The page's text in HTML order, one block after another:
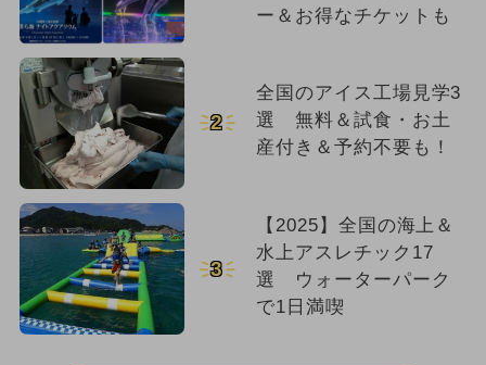
ー＆お得なチケットも
2
全国のアイス工場見学3
選 無料＆試食・お土
産付き＆予約不要も！
3
【2025】全国の海上＆
水上アスレチック17
選 ウォーターパーク
で1日満喫